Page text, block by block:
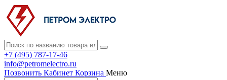
+7 (495) 787-17-46
info@petromelectro.ru
Позвонить Кабинет Корзина Меню